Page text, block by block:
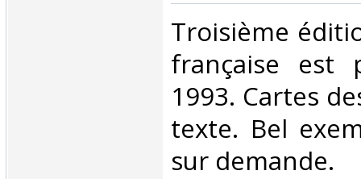
‎Troisième
française est
1993. Cartes
texte. Bel
sur demande.‎